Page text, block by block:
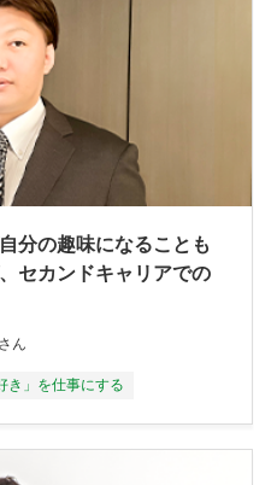
分の趣味になることも
セカンドキャリアでの
ん
き」を仕事にする